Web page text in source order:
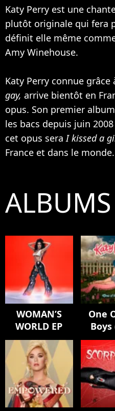
Katy Perry est une
plutôt originale qui fera
définit elle même
Amy Winehouse.
Katy Perry connue grâce
gay, arrive bientôt en
opus. Son premier album
les bacs depuis juin
cet opus seraI kissed a
France et dans le monde.
ALBUMS
WOMAN’S
WORLD EP
One